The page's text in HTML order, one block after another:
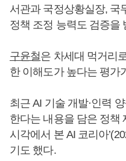
서관과 국정상황실장, 국
정책 조정 능력도 검증을
구윤철은 차세대 먹거리
한 이해도가 높다는 평가
최근 AI 기술 개발·인력
한다는 내용을 담은 정책
시각에서 본 AI 코리아
기도 했다.